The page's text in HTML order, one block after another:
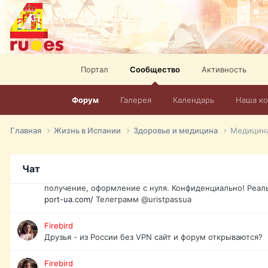
Портал Сообщество
Форум Галерея Календарь Наша
Активность
Главная Жизнь в Испании Здоровье и медицина
Чат
спорт, HD. + Огромная видеотека + 10.000 фильмов и
сайта. Наш сайт: http://mir-tv.club/television-in-spain.html
David16
Книги
David16
Подскажите пожалуйста, как удалить свой аккаунт из
Юрист юа
получение, оформление с нуля. Конфиденциально!
port-ua.com/ Телеграмм @uristpassua
Firebird
Друзья - из России без VPN сайт и форум открываются?
Firebird